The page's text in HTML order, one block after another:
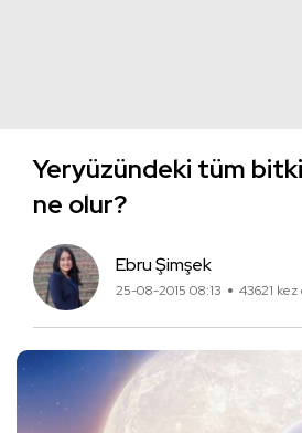
Yeryüzündeki tüm
ne olur?
Ebru Şimşek
25-08-2015 08:13 43621 kez